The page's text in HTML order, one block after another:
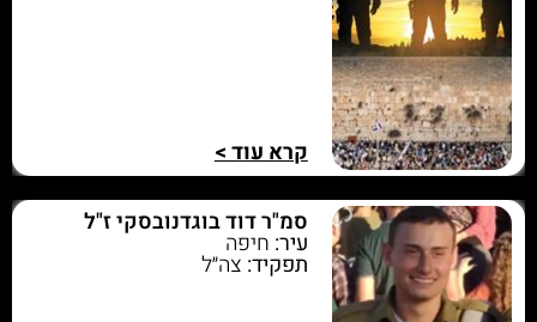
קרא עוד >
סמ"ר דוד בוגדנובסקי ז"ל
עיר: חיפה
תפקיד: צה״ל